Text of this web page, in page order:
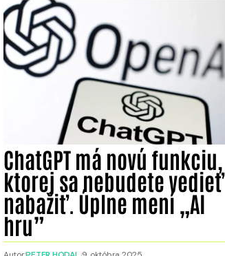
ChatGPT má novú funkciu,
ktorej sa nebudete vedieť
nabažiť. Úplne mení „AI
hru”